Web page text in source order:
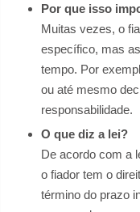
Por que isso
Muitas vezes, o
específico, mas
tempo. Por
ou até mesmo
responsabilidade.
O que diz a lei?
De acordo com a
o fiador tem o
término do prazo